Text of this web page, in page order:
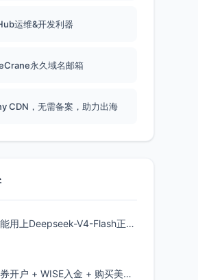
运维&开发利器
永久域名邮箱
CDN，无需备案，助力出海
七牛云已经能用上Deepseek-V4-Flash正式版了，点此领取300万Token
美国第一证券开户 + WISE入金 + 购买美股全流程分享